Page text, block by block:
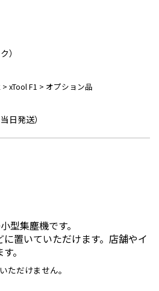
）
> xTool F1 > オプション品
日発送）
型集塵機です。
置いていただけます。店舗やイ
。
ただけません。